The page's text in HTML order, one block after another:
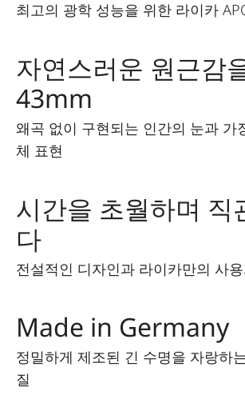
최고의 광학 성능을 위한 라이카
자연스러운 원근감
43mm
왜곡 없이 구현되는 인간의 눈과 가
체 표현
시간을 초월하며 직
다
전설적인 디자인과 라이카만의 사
Made in Germany
정밀하게 제조된 긴 수명을 자랑하
질